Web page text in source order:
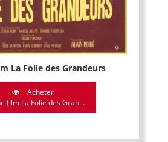
La Folie des Grandeurs
Acheter
film La Folie des Gran...